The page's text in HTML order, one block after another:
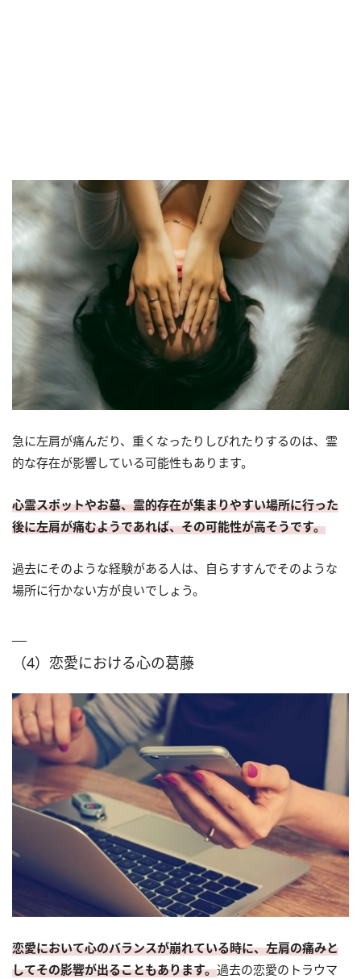
急に左肩が痛んだり、重くなったりしびれたりするのは、霊
的な存在が影響している可能性もあります。
心霊スポットやお墓、霊的存在が集まりやすい場所に行った
後に左肩が痛むようであれば、その可能性が高そうです。
過去にそのような経験がある人は、自らすすんでそのような
場所に行かない方が良いでしょう。
（4）恋愛における心の葛藤
恋愛において心のバランスが崩れている時に、左肩の痛みと
してその影響が出ることもあります。過去の恋愛のトラウマ